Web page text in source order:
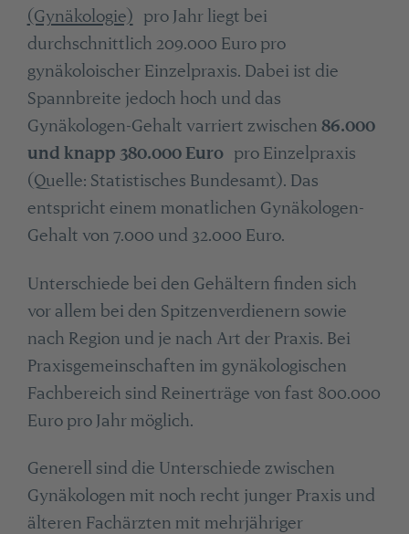
(Gynäkologie) pro Jahr liegt bei
durchschnittlich 209.000 Euro pro
gynäkoloischer Einzelpraxis. Dabei ist die
Spannbreite jedoch hoch und das
Gynäkologen-Gehalt varriert zwischen 86.000
und knapp 380.000 Europro Einzelpraxis
(Quelle: Statistisches Bundesamt). Das
entspricht einem monatlichen Gynäkologen-
Gehalt von 7.000 und 32.000 Euro.
Unterschiede bei den Gehältern finden sich
vor allem bei den Spitzenverdienern sowie
nach Region und je nach Art der Praxis. Bei
Praxisgemeinschaften im gynäkologischen
Fachbereich sind Reinerträge von fast 800.000
Euro pro Jahr möglich.
Generell sind die Unterschiede zwischen
Gynäkologen mit noch recht junger Praxis und
älteren Fachärzten mit mehrjähriger